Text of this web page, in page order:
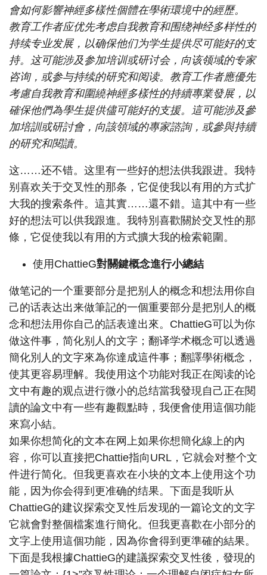
會如何影響神經多樣性個體在學術環境中的經歷。
教育工作者应优先考虑自我教育和围绕神经多样性的
持续专业发展，以确保他们为学生提供尽可能好的支
持。这可能涉及参加培训或研讨会，向该领域的专家
咨询，或参与持续的研究和阅读。教育工作者應優先
考慮自我教育和圍繞神經多樣性的持續專業發展，以
確保他們為學生提供儘可能好的支援。這可能涉及參
加培訓或研討會，向該領域的專家諮詢，或參與持續
的研究和閱讀。
这……还不错。这里有一些好的想法供我跟进。我特
别喜欢关于交叉性的那条，它促使我以有用的方式扩
大我的搜索条件。這其實……還不錯。這其中有一些
好的想法可以供我跟進。我特別喜歡關於交叉性的那
條，它促使我以有用的方式擴大我的檢索範圍。
使用ChattieG對關鍵概念進行小總結
做笔记的一个重要部分是把别人的概念和想法用你自
己的话表达出来做筆記的一個重要部分是把別人的概
念和想法用你自己的話表達出來。ChattieG可以为你
做这件事，简化别人的文字；翻译学术概念可以透過
簡化別人的文字來為你達成這件事；翻譯學術概念，
使其更容易理解。我使用这个功能对我正在阅读的论
文中有趣的观点进行微小的总结當我發現自己正在閱
讀的論文中有一些有趣觀點時，我便會使用這個功能
來寫小結。
如果你想简化的文本在网上如果你想簡化線上的內
容，你可以直接把Chattie指向URL，它就会对整个文
件进行简化。但我更喜欢在小块的文本上使用这个功
能，因为你会得到更准确的结果。下面是我听从
ChattieG的建议探索交叉性后发现的一篇论文的文字
它就會對整個檔案進行簡化。但我更喜歡在小部分的
文字上使用這個功能，因為你會得到更準確的結果。
下面是我根據ChattieG的建議探索交叉性後，發現的